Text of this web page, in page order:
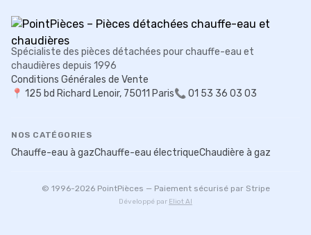
Spécialiste des pièces détachées pour chauffe-eau et
chaudières depuis 1996
Conditions Générales de Vente
📍 125 bd Richard Lenoir, 75011 Paris📞 01 53 36 03 03
NOS CATÉGORIES
Chauffe-eau à gazChauffe-eau électriqueChaudière à gaz
© 1996-2026PointPièces — Paiement sécurisé par Stripe
Développé par Eliot AI